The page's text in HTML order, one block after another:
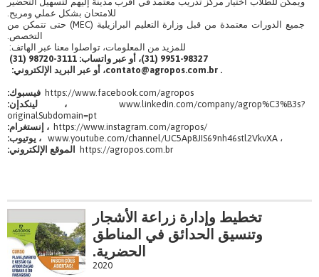
للامتحان بشكل عملي ومريح.
جميع الدورات معتمدة من قبل وزارة التعليم البرازيلية (MEC) حتى تتمكن من
التخصص.
للمزيد من المعلومات، تواصلوا معنا عبر الهاتف:
9951-98327 (31)، أو عبر واتساب: 3111-98720 (31)
، أو عبر البريد الإلكتروني:contato@agropos.com.br .
فيسبوك: https://www.facebook.com/agropos
، لينكدإن:www.linkedin.com/company/agrop%C3%B3s?
originalSubdomain=pt
، إنستغرام: https://www.instagram.com/agropos/
، يوتيوب: www.youtube.com/channel/UC5Ap8JIS69nh46stl2VkvXA ،
الموقع الإلكتروني:
https://agropos.com.br
تخطيط وإدارة زراعة الأشجار
وتنسيق الحدائق في المناطق
الحضرية.
2020